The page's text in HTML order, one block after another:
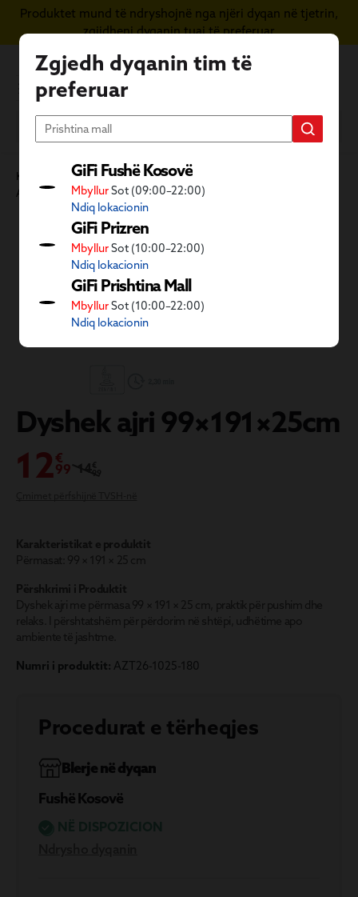
Kapërce te përmbajtja kryesore
Produktet mund të ndryshojnë nga njëri dyqan në tjetrin,
zgjidheni dyqanin tuaj të preferuar
Zgjedh dyqanin tim të
preferuar
GiFi Fushë Kosovë
MbyllurSot (09:00–22:00)
Ndiq lokacionin
GiFi Prizren
MbyllurSot (10:00–22:00)
Ndiq lokacionin
GiFi Prishtina Mall
MbyllurSot (10:00–22:00)
Ndiq lokacionin
Kategoritë GiFi
Ambient i jashtëm dhe dyqani i kafshëve
Aktivitete në natyrë
Goma plazhi
Kalo galerinë e imazheve
Dyshek ajri 99×191×25cm
12€
99
Numri i produktit: AZT26-1025-180
Procedurat e tërheqjes
Blerje në dyqan
Fushë Kosovë